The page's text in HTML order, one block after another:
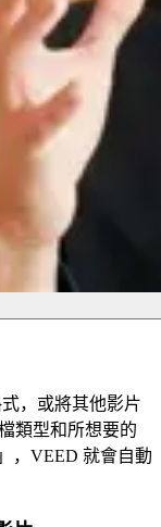
，或將其他影片
類型和所想要的
，VEED 就會自動